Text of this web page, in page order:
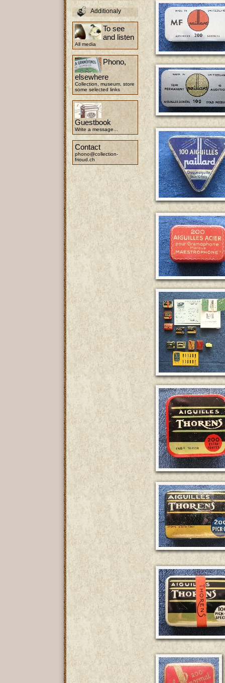
Additionaly
To see
and listen
All media
Phono,
elsewhere
Collection, museum, store
some selected links
Guestbook
Write a message...
Contact
phono@collection-
frioud.ch